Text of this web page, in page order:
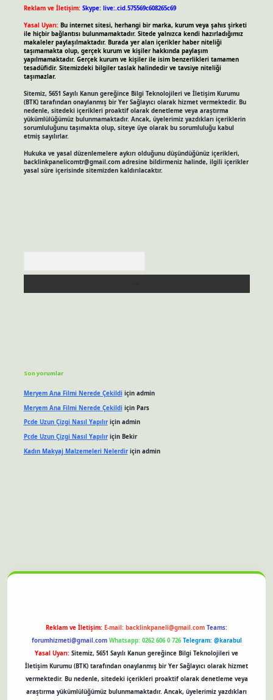
Reklam ve İletişim: Skype: live:.cid.575569c608265c69
Yasal Uyarı: Bu internet sitesi, herhangi bir marka, kurum veya şahıs şirketi
ile hiçbir bağlantısı bulunmamaktadır. Sitede yalnızca kendi hazırladığımız
makaleler paylaşılmaktadır. Burada yer alan içerikler haber niteliği
taşımamakta olup, gerçek kurum ve kişiler hakkında paylaşım
yapılmamaktadır. Gerçek kurum ve kişiler ile isim benzerlikleri tamamen
tesadüfidir. Sitemizdeki bilgiler taslak halindedir ve tavsiye niteliği
taşımazlar.
Sitemiz, 5651 Sayılı Kanun gereğince Bilgi Teknolojileri ve İletişim Kurumu
(BTK) tarafından onaylanmış bir Yer Sağlayıcı olarak hizmet vermektedir. Bu
nedenle, sitedeki içerikleri proaktif olarak denetleme veya araştırma
yükümlülüğümüz bulunmamaktadır. Ancak, üyelerimiz yazdıkları içeriklerin
sorumluluğunu taşımakta olup, siteye üye olarak bu sorumluluğu kabul
etmiş sayılırlar.
Hukuka ve yasal düzenlemelere aykırı olduğunu düşündüğünüz içerikleri,
backlinkpanelicomtr@gmail.comadresine bildirmeniz halinde, ilgili içerikler
yasal süre içerisinde sitemizden kaldırılacaktır.
Son yorumlar
Meryem Ana Filmi Nerede Çekildiiçin admin
Meryem Ana Filmi Nerede Çekildiiçin Pars
Pcde Uzun Çizgi Nasıl Yapılıriçin admin
Pcde Uzun Çizgi Nasıl Yapılıriçin Bekir
Kadın Makyaj Malzemeleri Nelerdiriçin admin
Reklam ve İletişim: E-mail: backlinkpaneli@gmail.com Teams:
forumhizmeti@gmail.com Whatsapp: 0262 606 0 726 Telegram: @karabul
Yasal Uyarı: Sitemiz, 5651 Sayılı Kanun gereğince Bilgi Teknolojileri ve
İletişim Kurumu (BTK) tarafından onaylanmış bir Yer Sağlayıcı olarak hizmet
vermektedir. Bu nedenle, sitedeki içerikleri proaktif olarak denetleme veya
araştırma yükümlülüğümüz bulunmamaktadır. Ancak, üyelerimiz yazdıkları